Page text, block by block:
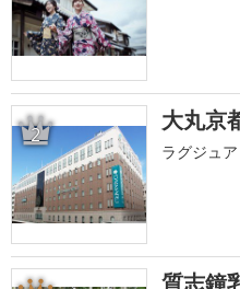
2 大丸京
ラグジュ
質志鐘